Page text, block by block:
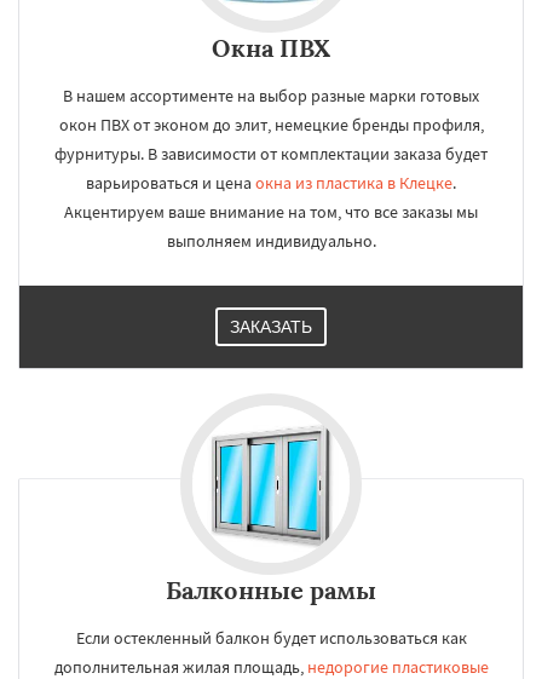
Окна ПВХ
В нашем ассортименте на выбор разные марки готовых
окон ПВХ от эконом до элит, немецкие бренды профиля,
фурнитуры. В зависимости от комплектации заказа будет
варьироваться и цена окна из пластика в Клецке.
Акцентируем ваше внимание на том, что все заказы мы
выполняем индивидуально.
ЗАКАЗАТЬ
Балконные рамы
Если остекленный балкон будет использоваться как
дополнительная жилая площадь, недорогие пластиковые